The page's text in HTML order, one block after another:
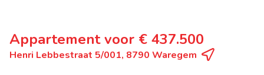
Appartement voor € 437.500
Henri Lebbestraat 5/001, 8790 Waregem